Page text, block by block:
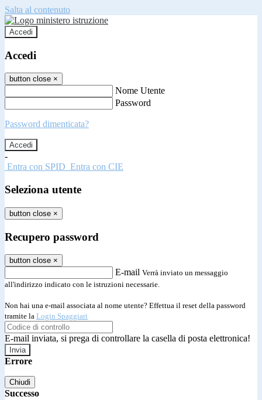
Salta al contenuto
Accedi
Accedi
button close ×
Nome Utente
Password
Password dimenticata?
-
Entra con SPID Entra con CIE
Seleziona utente
button close ×
Recupero password
button close ×
E-mail Verrà inviato un messaggio
all'indirizzo indicato con le istruzioni necessarie.
Non hai una e-mail associata al nome utente? Effettua il reset della password
tramite la Login Spaggiari
E-mail inviata, si prega di controllare la casella di posta elettronica!
Errore
Chiudi
Successo